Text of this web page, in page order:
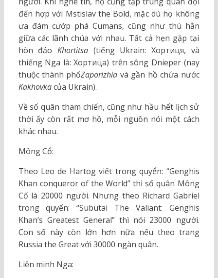
đến hợp với Mstislav the Bold, mặc dù họ không
ưa đám cướp phá Cumans, cũng như thù hằn
giữa các lãnh chúa với nhau. Tất cả hẹn gặp tại
hòn đảo Khortitsa(tiếng Ukrain: Хортиця, và
thiếng Nga là: Хортица) trên sông Dnieper (nay
thuộc thành phốZaporizhia và gần hồ chứa nước
Kakhovkacủa Ukrain).
Về số quân tham chiến, cũng như hầu hết lịch sử
thời ấy còn rất mơ hồ, mỗi nguồn nói một cách
khác nhau.
Mông Cổ:
Theo Leo de Hartog viết trong quyển: “Genghis
Khan conqueror of the World” thì số quân Mông
Cổ là 20000 người. Nhưng theo Richard Gabriel
trong quyển: “Subutai The Valiant: Genghis
Khan’s Greatest General” thì nói 23000 người.
Con số này còn lớn hơn nữa nếu theo trang
Russia the Great với 30000 ngàn quân.
Liên minh Nga: